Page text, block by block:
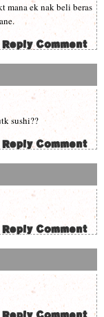
mana ek nak beli beras
sushi??